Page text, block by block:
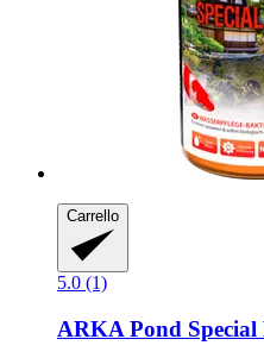
Carrello
5.0 (1)
ARKA Pond